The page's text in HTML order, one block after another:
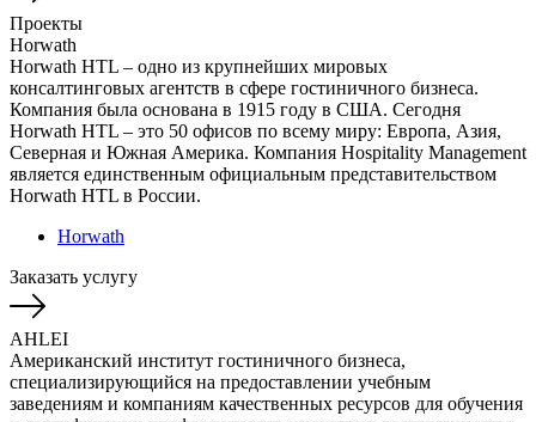
Проекты
Horwath
Horwath HTL – одно из крупнейших мировых
консалтинговых агентств в сфере гостиничного бизнеса.
Компания была основана в 1915 году в США. Сегодня
Horwath HTL – это 50 офисов по всему миру: Европа, Азия,
Северная и Южная Америка. Компания Hospitality Management
является единственным официальным представительством
Horwath HTL в России.
Horwath
Заказать услугу
AHLEI
Американский институт гостиничного бизнеса,
специализирующийся на предоставлении учебным
заведениям и компаниям качественных ресурсов для обучения